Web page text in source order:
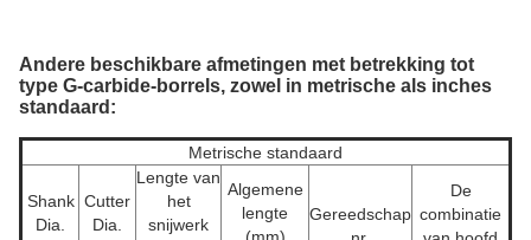
Andere beschikbare afmetingen met betrekking tot
type G-carbide-borrels, zowel in metrische als inches
standaard:
Metrische standaard
Shank
Dia.
Cutter
Dia.
Lengte van
het
snijwerk
Algemene
lengte
Gereedschap
De
combinatie